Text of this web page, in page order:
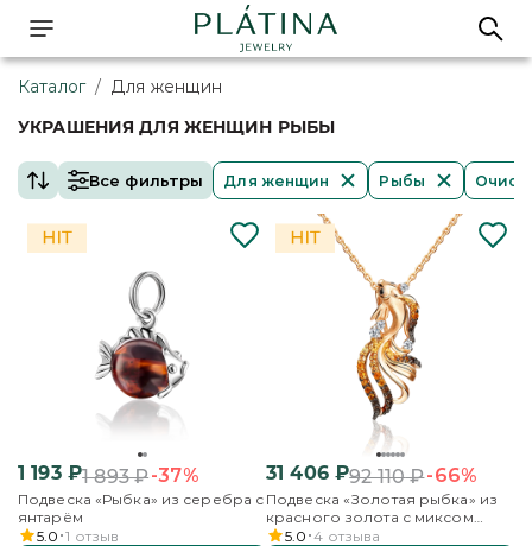
Каталог / Для женщин
УКРАШЕНИЯ ДЛЯ ЖЕНЩИН РЫБЫ
Все фильтры Для женщин Рыбы
1 193₽1 893₽-37%
Подвеска «Рыбка» из серебра с
янтарём
5.0 1 отзыв
31 406₽92 110₽-66%
Подвеска «Золотая рыбка» из
красного золота с миксом
камней
5.0 4 отзыва